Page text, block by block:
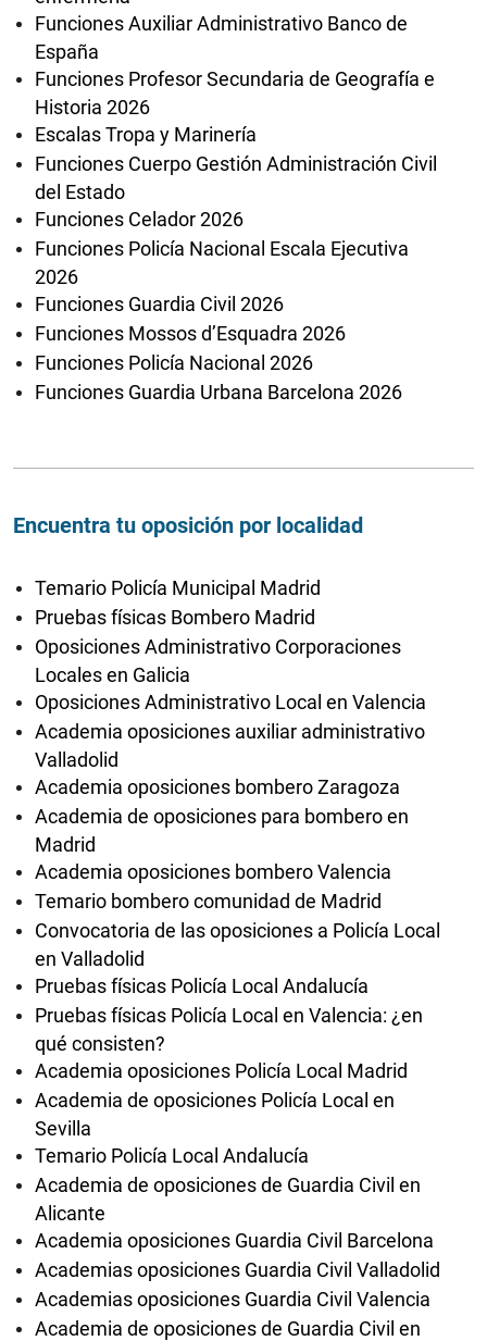
Funciones Auxiliar Administrativo Banco de
España
Funciones Profesor Secundaria de Geografía e
Historia 2026
Escalas Tropa y Marinería
Funciones Cuerpo Gestión Administración Civil
del Estado
Funciones Celador 2026
Funciones Policía Nacional Escala Ejecutiva
2026
Funciones Guardia Civil 2026
Funciones Mossos d’Esquadra 2026
Funciones Policía Nacional 2026
Funciones Guardia Urbana Barcelona 2026
Encuentra tu oposición por localidad
Temario Policía Municipal Madrid
Pruebas físicas Bombero Madrid
Oposiciones Administrativo Corporaciones
Locales en Galicia
Oposiciones Administrativo Local en Valencia
Academia oposiciones auxiliar administrativo
Valladolid
Academia oposiciones bombero Zaragoza
Academia de oposiciones para bombero en
Madrid
Academia oposiciones bombero Valencia
Temario bombero comunidad de Madrid
Convocatoria de las oposiciones a Policía Local
en Valladolid
Pruebas físicas Policía Local Andalucía
Pruebas físicas Policía Local en Valencia: ¿en
qué consisten?
Academia oposiciones Policía Local Madrid
Academia de oposiciones Policía Local en
Sevilla
Temario Policía Local Andalucía
Academia de oposiciones de Guardia Civil en
Alicante
Academia oposiciones Guardia Civil Barcelona
Academias oposiciones Guardia Civil Valladolid
Academias oposiciones Guardia Civil Valencia
Academia de oposiciones de Guardia Civil en